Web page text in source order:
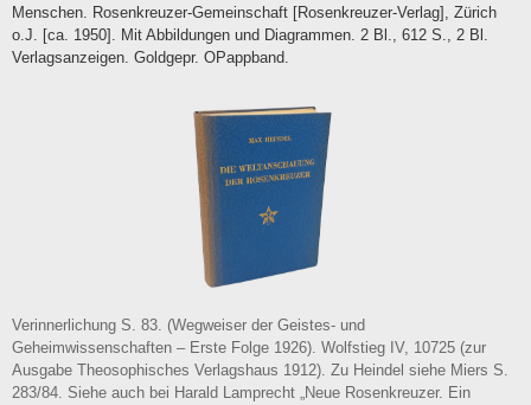
Datenschutz
Impressum
Menschen. Rosenkreuzer-Gemeinschaft [Rosenkreuzer-Verlag], Zürich
o.J. [ca. 1950]. Mit Abbildungen und Diagrammen. 2 Bl., 612 S., 2 Bl.
Verlagsanzeigen. Goldgepr. OPappband.
Verinnerlichung S. 83. (Wegweiser der Geistes- und
Geheimwissenschaften – Erste Folge 1926). Wolfstieg IV, 10725 (zur
Ausgabe Theosophisches Verlagshaus 1912). Zu Heindel siehe Miers S.
283/84. Siehe auch bei Harald Lamprecht „Neue Rosenkreuzer. Ein